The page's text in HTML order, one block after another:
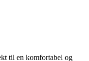
til en komfortabel og